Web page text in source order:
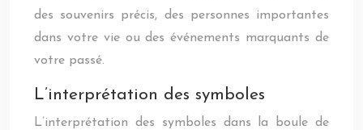
des souvenirs précis, des personnes importantes
dans votre vie ou des événements marquants de
votre passé.
L’interprétation des symboles
L’interprétation des symboles dans la boule de